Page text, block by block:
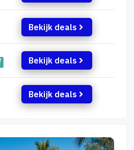
Bekijk deals
Bekijk deals
Bekijk deals